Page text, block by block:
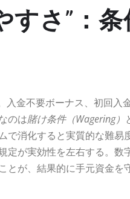
すさ”：
入金不要ボーナス、初回入
のは賭け条件（Wagering）
で消化すると実質的な難易
定が実効性を左右する。数
とが、結果的に手元資金を